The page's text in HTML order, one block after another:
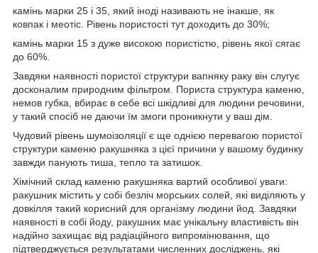
камінь марки 25 і 35, який іноді називають не інакше, як
ковпак і меотіс. Рівень пористості тут доходить до 30%;
камінь марки 15 з дуже високою пористістю, рівень якої сягає
до 60%.
Завдяки наявності пористої структури вапняку раку він слугує
досконалим природним фільтром. Пориста структура каменю,
немов губка, вбирає в себе всі шкідливі для людини речовини,
у такий спосіб не даючи їм змоги проникнути у ваш дім.
Чудовий рівень шумоізоляції є ще однією перевагою пористої
структури каменю ракушняка з цієї причини у вашому будинку
завжди панують тиша, тепло та затишок.
Хімічний склад каменю ракушняка вартий особливої уваги:
ракушник містить у собі безліч морських солей, які виділяють у
довкілля такий корисний для організму людини йод. Завдяки
наявності в собі йоду, ракушник має унікальну властивість він
надійно захищає від радіаційного випромінювання, що
підтверджується результатами численних досліджень, які